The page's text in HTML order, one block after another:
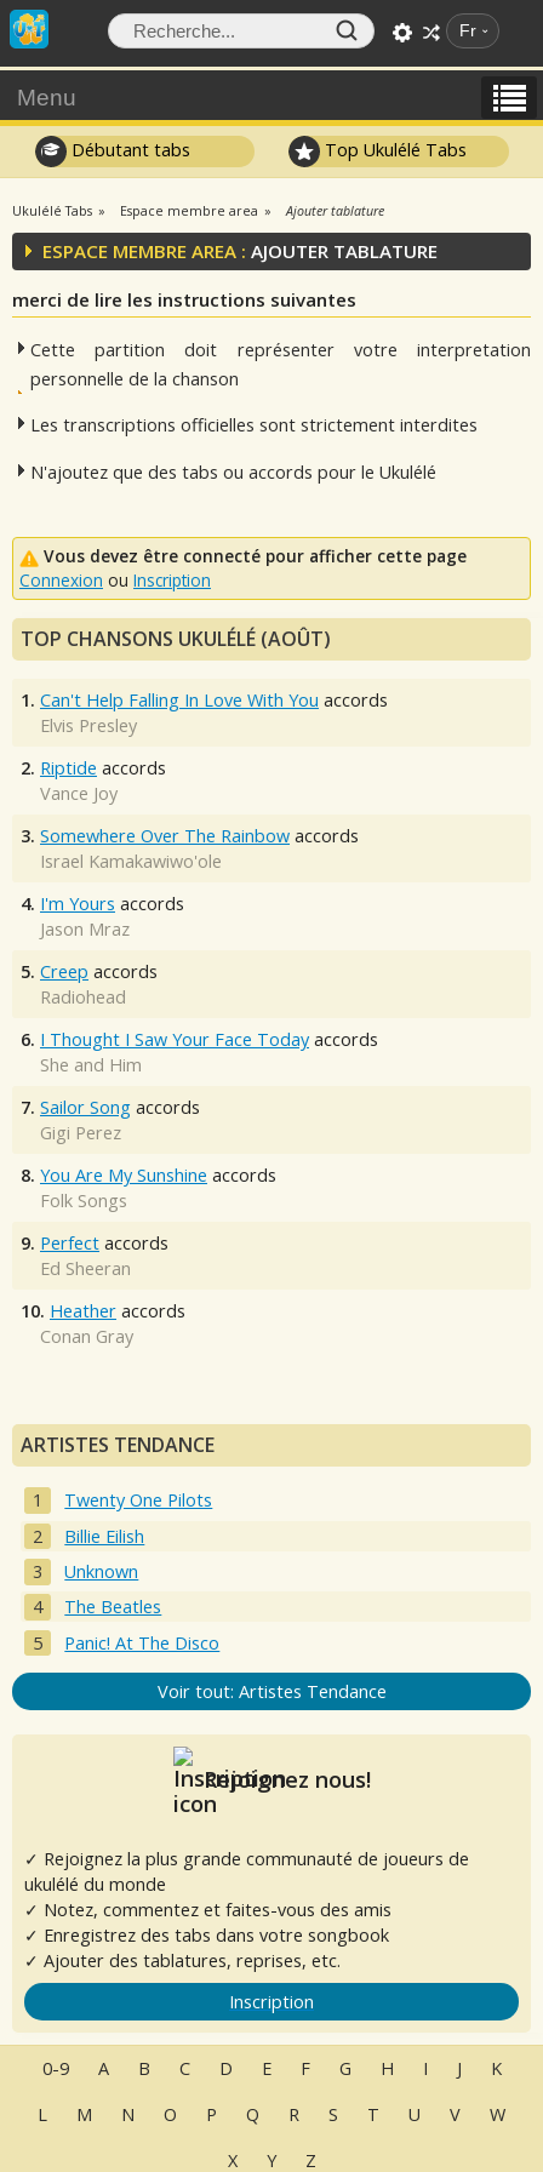
Fr
Menu
Débutant tabs Top Ukulélé Tabs
Ukulélé Tabs Espace membre area Ajouter tablature
ESPACE MEMBRE AREA : AJOUTER TABLATURE
merci de lire les instructions suivantes
Cette partition doit représenter votre interpretation
personnelle de la chanson
Les transcriptions officielles sont strictement interdites
N'ajoutez que des tabs ou accords pour le Ukulélé
Vous devez être connecté pour afficher cette page
Connexion ou Inscription
TOP CHANSONS UKULÉLÉ (AOÛT)
1. Can't Help Falling In Love With You accords
Elvis Presley
2. Riptide accords
Vance Joy
3. Somewhere Over The Rainbow accords
Israel Kamakawiwo'ole
4. I'm Yours accords
Jason Mraz
5. Creep accords
Radiohead
6. I Thought I Saw Your Face Today accords
She and Him
7. Sailor Song accords
Gigi Perez
8. You Are My Sunshine accords
Folk Songs
9. Perfect accords
Ed Sheeran
10. Heather accords
Conan Gray
ARTISTES TENDANCE
Twenty One Pilots
Billie Eilish
Unknown
The Beatles
Panic! At The Disco
Voir tout: Artistes Tendance
Rejoignez nous!
✓ Rejoignez la plus grande communauté de joueurs de
ukulélé du monde
✓ Notez, commentez et faites-vous des amis
✓ Enregistrez des tabs dans votre songbook
✓ Ajouter des tablatures, reprises, etc.
Inscription
0-9 A B C D E F G H I J
K
L
M N O P Q R S T U V
W
X
Y Z